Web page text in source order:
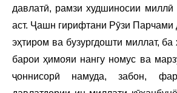
давлатӣ, рамзи худшиносии миллӣ
аст. Ҷашн гирифтани Рӯзи Парчами
эҳтиром ва бузургдошти миллат, ба
барои ҳимояи нангу номус ва
ҷоннисорӣ намуда, забон,